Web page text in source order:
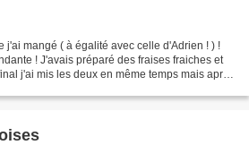
j'ai mangé ( à égalité avec celle d'Adrien ! ) !
! J'avais préparé des fraises fraiches et
j'ai mis les deux en même temps mais après